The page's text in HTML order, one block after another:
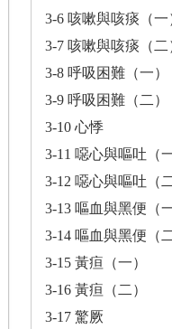
3-6 咳嗽與咳痰（一
3-7 咳嗽與咳痰（二
3-8 呼吸困難（一）
3-9 呼吸困難（二）
3-10 心悸
3-11 噁心與嘔吐（
3-12 噁心與嘔吐（
3-13 嘔血與黑便（
3-14 嘔血與黑便（
3-15 黃疸（一）
3-16 黃疸（二）
3-17 驚厥